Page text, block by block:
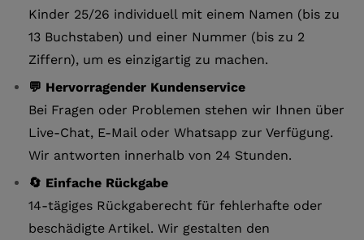
Kinder 25/26 individuell mit einem Namen (bis zu
13 Buchstaben) und einer Nummer (bis zu 2
Ziffern), um es einzigartig zu machen.
💬 Hervorragender Kundenservice
Bei Fragen oder Problemen stehen wir Ihnen über
Live-Chat, E-Mail oder Whatsapp zur Verfügung.
Wir antworten innerhalb von 24 Stunden.
🔄 Einfache Rückgabe
14-tägiges Rückgaberecht für fehlerhafte oder
beschädigte Artikel. Wir gestalten den